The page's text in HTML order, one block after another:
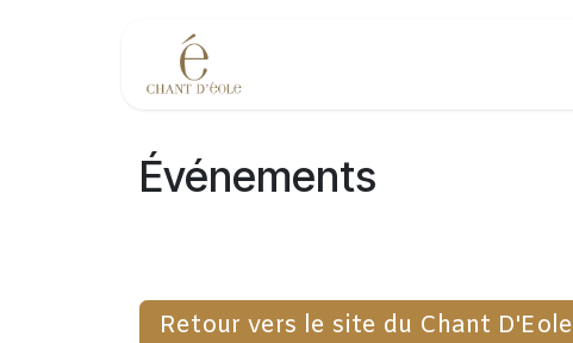
Événements
Retour vers le site du Chant D'Eole